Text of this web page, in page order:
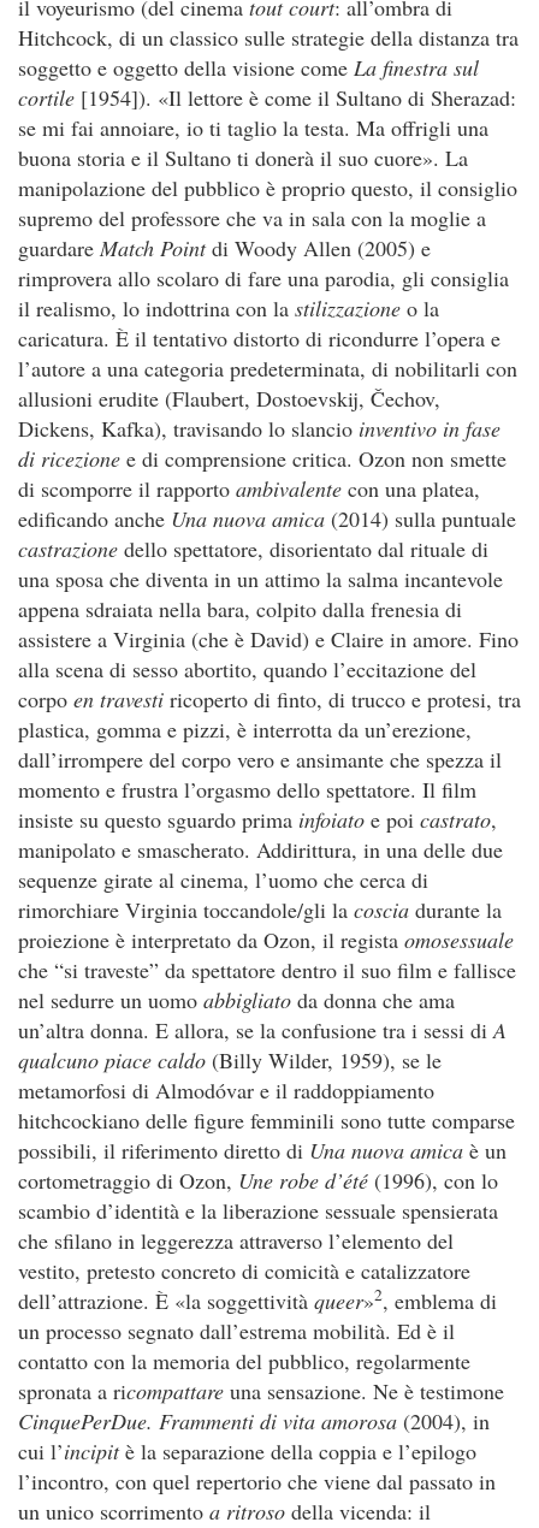
il voyeurismo (del cinema tout court: all’ombra di
Hitchcock, di un classico sulle strategie della distanza tra
soggetto e oggetto della visione come La finestra sul
cortile [1954]). «Il lettore è come il Sultano di Sherazad:
se mi fai annoiare, io ti taglio la testa. Ma offrigli una
buona storia e il Sultano ti donerà il suo cuore». La
manipolazione del pubblico è proprio questo, il consiglio
supremo del professore che va in sala con la moglie a
guardare Match Pointdi Woody Allen (2005) e
rimprovera allo scolaro di fare una parodia, gli consiglia
il realismo, lo indottrina con la stilizzazione o la
caricatura. È il tentativo distorto di ricondurre l’opera e
l’autore a una categoria predeterminata, di nobilitarli con
allusioni erudite (Flaubert, Dostoevskij, Čechov,
Dickens, Kafka), travisando lo slancio inventivo in fase
di ricezione e di comprensione critica. Ozon non smette
di scomporre il rapporto ambivalente con una platea,
edificando anche Una nuova amica (2014) sulla puntuale
castrazione dello spettatore, disorientato dal rituale di
una sposa che diventa in un attimo la salma incantevole
appena sdraiata nella bara, colpito dalla frenesia di
assistere a Virginia (che è David) e Claire in amore. Fino
alla scena di sesso abortito, quando l’eccitazione del
corpo en travesti ricoperto di finto, di trucco e protesi, tra
plastica, gomma e pizzi, è interrotta da un’erezione,
dall’irrompere del corpo vero e ansimante che spezza il
momento e frustra l’orgasmo dello spettatore. Il film
insiste su questo sguardo prima infoiato e poi castrato,
manipolato e smascherato. Addirittura, in una delle due
sequenze girate al cinema, l’uomo che cerca di
rimorchiare Virginia toccandole/gli la coscia durante la
proiezione è interpretato da Ozon, il regista omosessuale
che “si traveste” da spettatore dentro il suo film e fallisce
nel sedurre un uomo abbigliato da donna che ama
un’altra donna. E allora, se la confusione tra i sessi diA
qualcuno piace caldo (Billy Wilder, 1959), se le
metamorfosi di Almodóvar e il raddoppiamento
hitchcockiano delle figure femminili sono tutte comparse
possibili, il riferimento diretto di Una nuova amica è un
cortometraggio di Ozon, Une robe d’été (1996), con lo
scambio d’identità e la liberazione sessuale spensierata
che sfilano in leggerezza attraverso l’elemento del
vestito, pretesto concreto di comicità e catalizzatore
dell’attrazione. È «la soggettività queer»2, emblema di
un processo segnato dall’estrema mobilità. Ed è il
contatto con la memoria del pubblico, regolarmente
spronata a ricompattare una sensazione. Ne è testimone
CinquePerDue. Frammenti di vita amorosa (2004), in
cui l’incipitè la separazione della coppia e l’epilogo
l’incontro, con quel repertorio che viene dal passato in
un unico scorrimento a ritroso della vicenda: il